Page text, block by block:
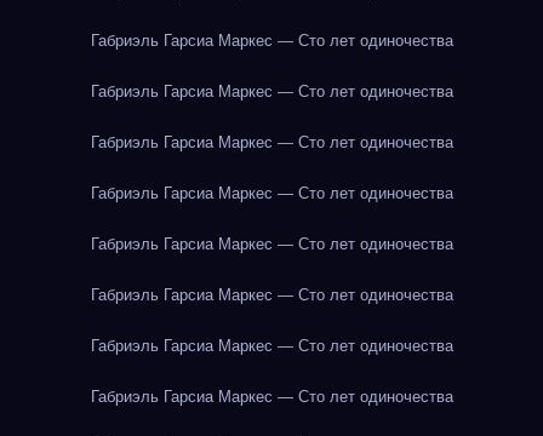
Габриэль Гарсиа Маркес — Сто лет одиночества
Габриэль Гарсиа Маркес — Сто лет одиночества
Габриэль Гарсиа Маркес — Сто лет одиночества
Габриэль Гарсиа Маркес — Сто лет одиночества
Габриэль Гарсиа Маркес — Сто лет одиночества
Габриэль Гарсиа Маркес — Сто лет одиночества
Габриэль Гарсиа Маркес — Сто лет одиночества
Габриэль Гарсиа Маркес — Сто лет одиночества